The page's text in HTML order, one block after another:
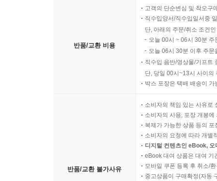
반품/교환 비용
고객의 단순변심 및 착오구
직수입양서/직수입일서중
단, 아래의 주문/취소 조건
오늘 00시 ~ 06시 30분
오늘 06시 30분 이후 주
직수입 음반/영상물/기프트
단, 당일 00시~13시 사이의
박스 포장은 택배 배송이
반품/교환 불가사유
소비자의 책임 있는 사유로
소비자의 사용, 포장 개봉
복제가 가능한 상품 등의
소비자의 요청에 따라 개별
디지털 컨텐츠인 eBook,
eBook 대여 상품은 대여 기
모바일 쿠폰 등록 후 취소/
중고상품이 구매확정(자동